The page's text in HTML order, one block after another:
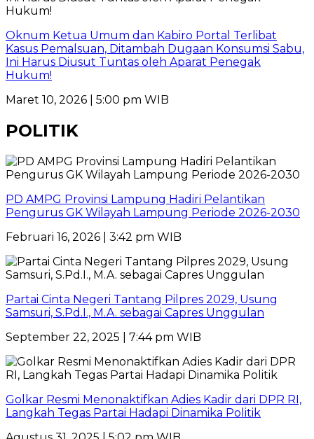
Oknum Ketua Umum dan Kabiro Portal Terlibat
Kasus Pemalsuan, Ditambah Dugaan Konsumsi Sabu,
Ini Harus Diusut Tuntas oleh Aparat Penegak
Hukum!
Maret 10, 2026 | 5:00 pm WIB
POLITIK
PD AMPG Provinsi Lampung Hadiri Pelantikan
Pengurus GK Wilayah Lampung Periode 2026-2030
Februari 16, 2026 | 3:42 pm WIB
Partai Cinta Negeri Tantang Pilpres 2029, Usung
Samsuri, S.Pd.I., M.A. sebagai Capres Unggulan
September 22, 2025 | 7:44 pm WIB
Golkar Resmi Menonaktifkan Adies Kadir dari DPR RI,
Langkah Tegas Partai Hadapi Dinamika Politik